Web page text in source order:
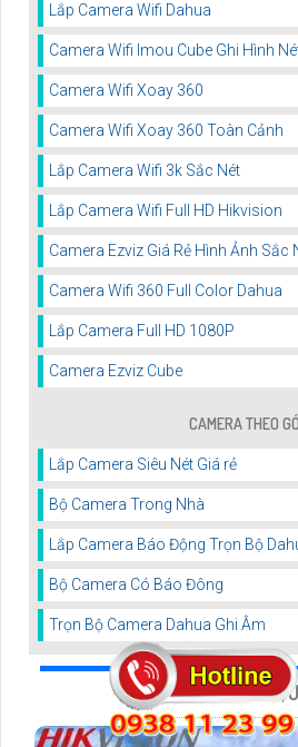
Lắp Camera Wifi Dahua
Camera Wifi Imou Cube Ghi Hình
Camera Wifi Xoay 360
Camera Wifi Xoay 360 Toàn Cảnh
Lắp Camera Wifi 3k Sắc Nét
Lắp Camera Wifi Full HD Hikvision
Camera Ezviz Giá Rẻ Hình Ảnh Sắc
Camera Wifi 360 Full Color Dahua
Lắp Camera Full HD 1080P
Camera Ezviz Cube
CAMERA THEO
Lắp Camera Siêu Nét Giá rẻ
Bộ Camera Trong Nhà
Lắp Camera Báo Động Trọn Bộ
Bộ Camera Có Báo Đông
Trọn Bộ Camera Dahua Ghi Âm
BẢN TIN CAMERA